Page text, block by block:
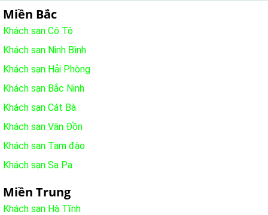
Miền Bắc
Khách sạn Cô Tô
Khách sạn Ninh Bình
Khách sạn Hải Phòng
Khách sạn Bắc Ninh
Khách sạn Cát Bà
Khách sạn Vân Đồn
Khách sạn Tam đào
Khách sạn Sa Pa
Miền Trung
Khách sạn Hà Tĩnh